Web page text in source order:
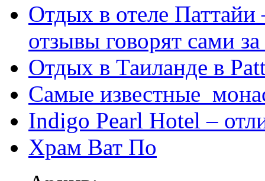
Отдых в отеле
отзывы говорят сами за
Отдых в Таиланде в
Самые известные
Indigo Pearl Hotel –
Храм Ват По